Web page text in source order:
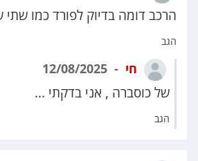
הרכב דומה בדיוק לפורד כמו
הגב
חי
של כוסברה , אני בדקתי ...
הגב